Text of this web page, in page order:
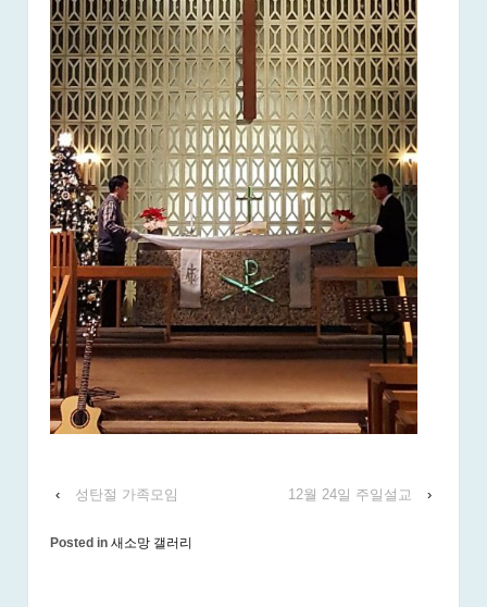
‹ 성탄절 가족모임 12월 24일 주일설교 ›
Posted in 새소망 갤러리